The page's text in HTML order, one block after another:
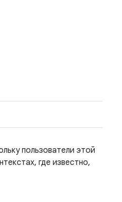
пользователи этой
где известно,